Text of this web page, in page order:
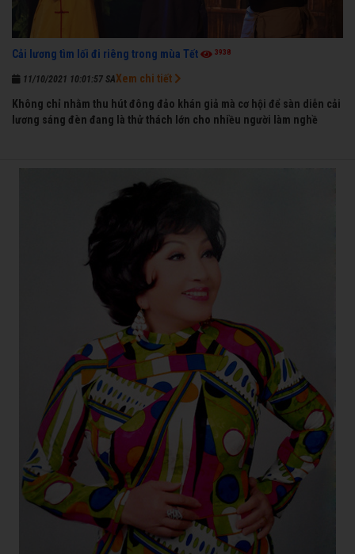
Cải lương tìm lối đi riêng trong mùa Tết 3938
11/10/2021 10:01:57 SA
Không chỉ nhằm thu hút đông đảo khán giả mà cơ hội để sàn diễn cải
lương sáng đèn đang là thử thách lớn cho nhiều người làm nghề
Xem chi tiết